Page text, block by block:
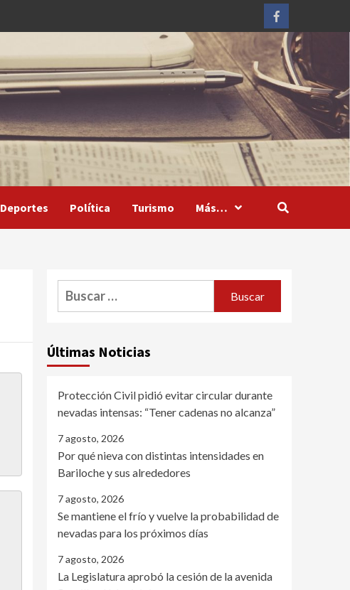
Facebook
Deportes Política Turismo Más…
Buscar:
Últimas Noticias
Protección Civil pidió evitar circular durante
nevadas intensas: “Tener cadenas no alcanza”
7 agosto, 2026
Por qué nieva con distintas intensidades en
Bariloche y sus alrededores
7 agosto, 2026
Se mantiene el frío y vuelve la probabilidad de
nevadas para los próximos días
7 agosto, 2026
La Legislatura aprobó la cesión de la avenida